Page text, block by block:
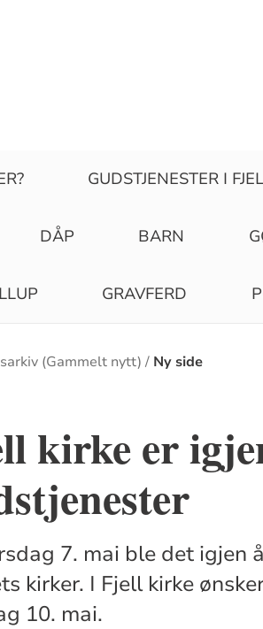
GUDSTJENESTER I
DÅP BARN
GRAVFERD
(Gammelt nytt) Ny side
kirke er
7. mai ble det igjen
kirker. I Fjell kirke
10. mai.